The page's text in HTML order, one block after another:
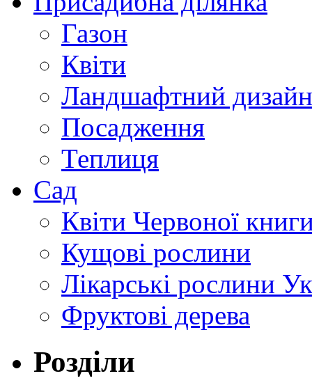
Газон
Квіти
Ландшафтний дизайн
Посадження
Теплиця
Сад
Квіти Червоної
Кущові рослини
Лікарські рослини
Фруктові дерева
Розділи